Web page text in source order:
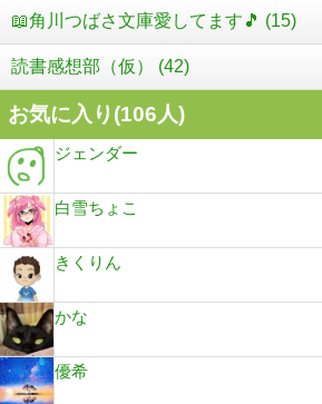
📖角川つばさ文庫愛してます🎵 (15)
読書感想部（仮） (42)
お気に入り(106人)
ジェンダー
白雪ちょこ
きくりん
かな
優希